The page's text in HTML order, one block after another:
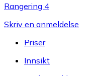
Rangering 4
Skriv en anmeldelse
Priser
Innsikt